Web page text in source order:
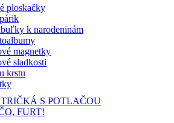
ploskačky
k narodeninám
magnetky
sladkosti
krstu
S POTLAČOU
FURT!